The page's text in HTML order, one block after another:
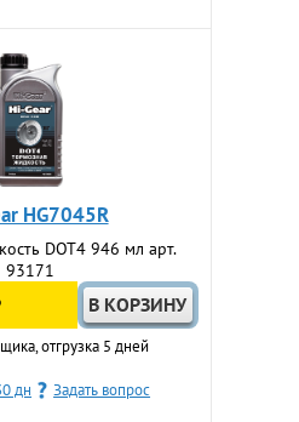
HG7045R
DOT4 946 мл арт.
93171
отгрузка 5 дней
дн Задать вопрос